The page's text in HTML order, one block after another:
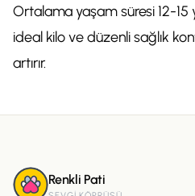
Ortalama yaşam süresi 12-15
ideal kilo ve düzenli sağlık
artırır.
Renkli Pati